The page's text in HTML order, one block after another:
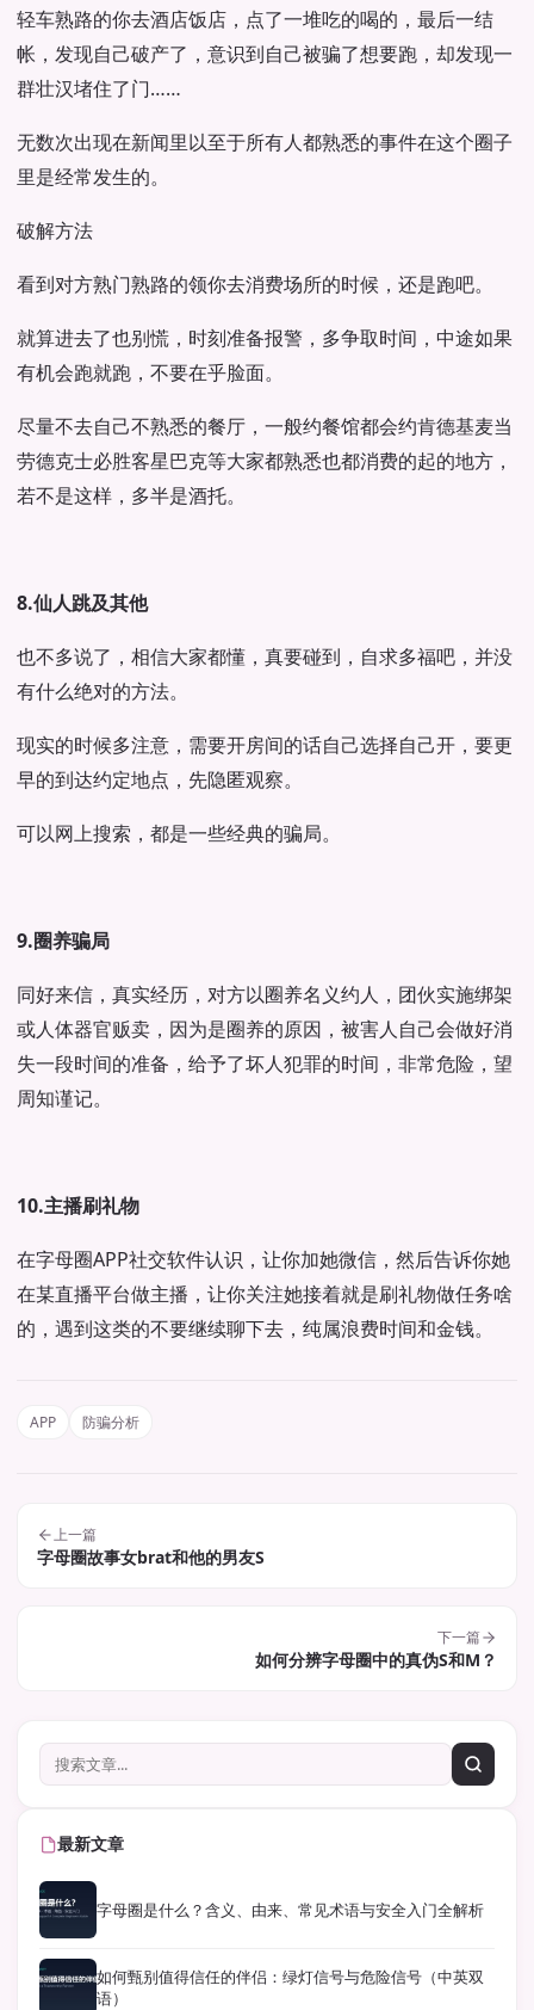
轻车熟路的你去酒店饭店，点了一堆吃的喝的，最后一结
帐，发现自己破产了，意识到自己被骗了想要跑，却发现一
群壮汉堵住了门……
无数次出现在新闻里以至于所有人都熟悉的事件在这个圈子
里是经常发生的。
破解方法
看到对方熟门熟路的领你去消费场所的时候，还是跑吧。
就算进去了也别慌，时刻准备报警，多争取时间，中途如果
有机会跑就跑，不要在乎脸面。
尽量不去自己不熟悉的餐厅，一般约餐馆都会约肯德基麦当
劳德克士必胜客星巴克等大家都熟悉也都消费的起的地方，
若不是这样，多半是酒托。
8.仙人跳及其他
也不多说了，相信大家都懂，真要碰到，自求多福吧，并没
有什么绝对的方法。
现实的时候多注意，需要开房间的话自己选择自己开，要更
早的到达约定地点，先隐匿观察。
可以网上搜索，都是一些经典的骗局。
9.圈养骗局
同好来信，真实经历，对方以圈养名义约人，团伙实施绑架
或人体器官贩卖，因为是圈养的原因，被害人自己会做好消
失一段时间的准备，给予了坏人犯罪的时间，非常危险，望
周知谨记。
10.主播刷礼物
在字母圈APP社交软件认识，让你加她微信，然后告诉你她
在某直播平台做主播，让你关注她接着就是刷礼物做任务啥
的，遇到这类的不要继续聊下去，纯属浪费时间和金钱。
APP 防骗分析
上一篇
字母圈故事女brat和他的男友S
下一篇
如何分辨字母圈中的真伪S和M？
最新文章
字母圈是什么？含义、由来、常见术语与安全入门全解析
如何甄别值得信任的伴侣：绿灯信号与危险信号（中英双
语）